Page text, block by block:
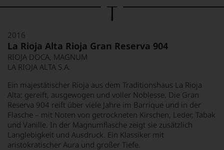
2016
La Rioja Alta Rioja Gran Reserva 904
RIOJA DOCA, MAGNUM
LA RIOJA ALTA S.A.
Ein majestätischer Rioja aus dem Traditionshaus La Rioja
Alta: gereift, ausgewogen und voller Noblesse. Die Gran
Reserva 904 reift über viele Jahre im Barrique und in der
Flasche – mit Noten von getrockneten Kirschen, Leder, Tabak
und Vanille. In der Magnumflasche zeigt sie zusätzlich
Langlebigkeit und Ausdruck. Ein Klassiker mit
aristokratischer Aura und großer Tiefe.